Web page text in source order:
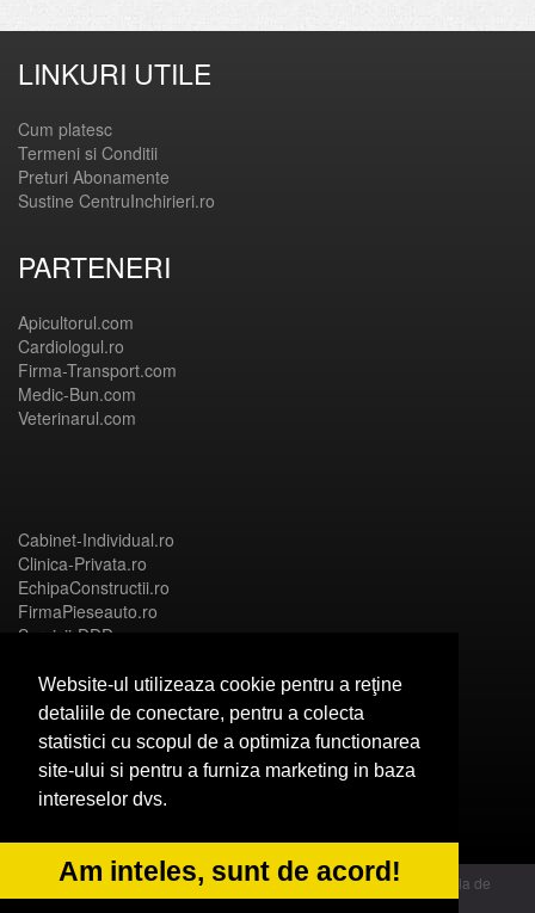
Website-ul utilizeaza cookie pentru a reţine
detaliile de conectare, pentru a colecta
statistici cu scopul de a optimiza functionarea
site-ului si pentru a furniza marketing in baza
intereselor dvs.
Am inteles, sunt de acord!
LINKURI UTILE
Cum platesc
Termeni si Conditii
Preturi Abonamente
Sustine CentruInchirieri.ro
PARTENERI
Apicultorul.com
Cardiologul.ro
Firma-Transport.com
Medic-Bun.com
Veterinarul.com
Cabinet-Individual.ro
Clinica-Privata.ro
EchipaConstructii.ro
FirmaPieseauto.ro
Servicii-DDD.com
Birouri-Cadastru.ro
CramaVinuri.ro
FirmaTractariAuto.ro
© 2014 Powered by OdinMedia | este inscrisa la Autoritatea Nationala de